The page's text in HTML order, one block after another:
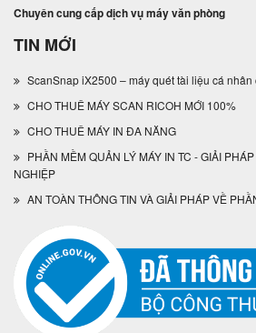
Chuyên cung cấp dịch vụ máy văn phòng
TIN MỚI
ScanSnap iX2500 – máy quét tài liệu cá
CHO THUÊ MÁY SCAN RICOH MỚI 100%
CHO THUÊ MÁY IN ĐA NĂNG
PHẦN MỀM QUẢN LÝ MÁY IN TC - GIẢI
NGHIỆP
AN TOÀN THÔNG TIN VÀ GIẢI PHÁP VỀ